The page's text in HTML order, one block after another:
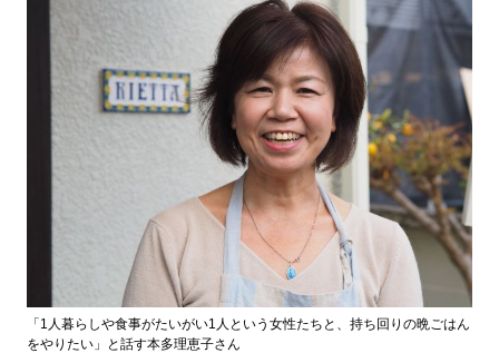
「1人暮らしや食事がたいがい1人という女性たちと、持ち回りの晩ごはん
をやりたい」と話す本多理恵子さん